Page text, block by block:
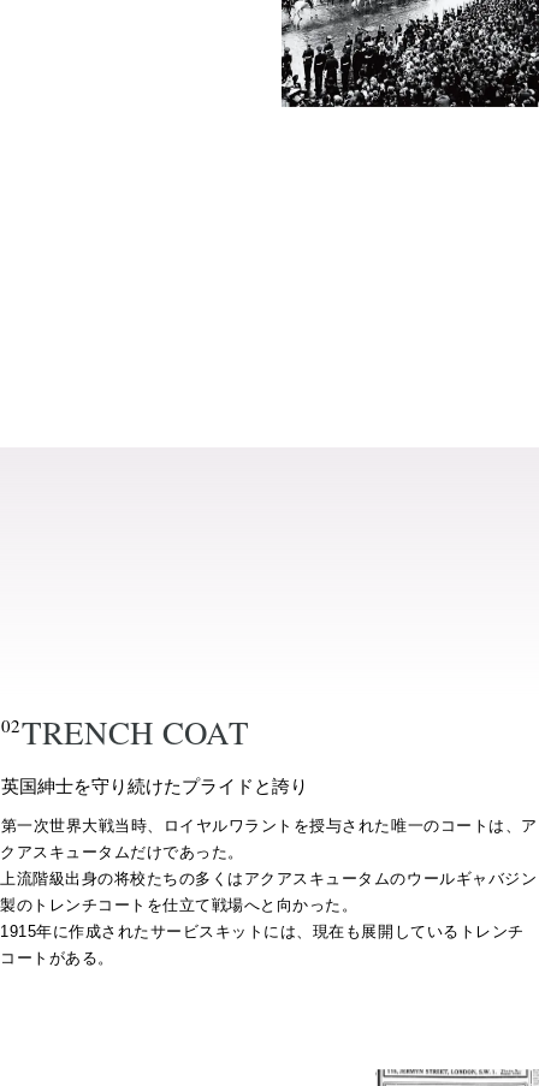
02TRENCH COAT
英国紳士を守り続けたプライドと誇り
第一次世界大戦当時、ロイヤルワラントを授与された唯一のコートは、ア
クアスキュータムだけであった。
上流階級出身の将校たちの多くはアクアスキュータムのウールギャバジン
製のトレンチコートを仕立て戦場へと向かった。
1915年に作成されたサービスキットには、現在も展開しているトレンチ
コートがある。